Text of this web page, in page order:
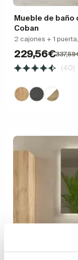
Mueble de baño
Coban
2 cajones + 1
229,56€
(40)